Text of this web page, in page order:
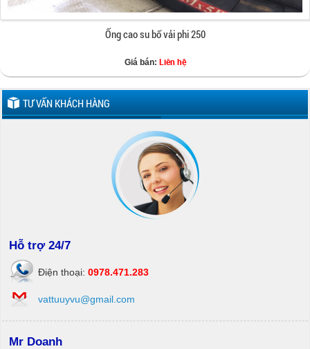
Ống cao su bố vải phi 168
Giá bán: Liên hệ
TƯ VẤN KHÁCH HÀNG
Hỗ trợ 24/7
Điện thoại: 0978.471.283
vattuuyvu@gmail.com
Mr Doanh